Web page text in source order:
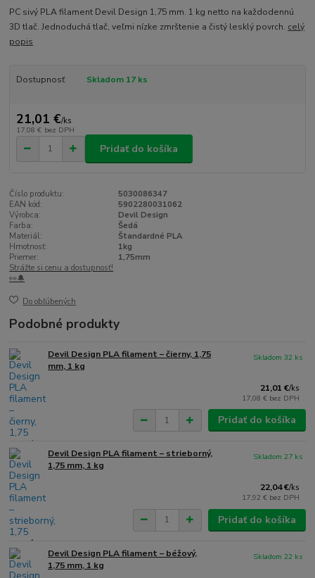
PC sivý PLA filament Devil Design 1,75 mm. 1 kg netto na každodennú
3D tlač. Jednoduchá tlač, veľmi nízke zmrštenie a čistý lesklý povrch. celý
popis
Dostupnosť Skladom 17 ks
21,01 €/ks
17,08 € bez DPH
Pridať do košíka
Číslo produktu:
5030086347
EAN kód:
5902280031062
Výrobca:
Devil Design
Farba:
Šedá
Materiál:
Štandardné PLA
Hmotnosť:
1kg
Priemer:
1,75mm
Strážte si cenu a dostupnosť!
👀🔔
Do obľúbených
Podobné produkty
Devil Design PLA filament – čierny, 1,75
mm, 1 kg
21,01 €/ks
17,08 € bez DPH
Skladom 32 ks
Pridať do košíka
Devil Design PLA filament – strieborný,
1,75 mm, 1 kg
22,04 €/ks
17,92 € bez DPH
Skladom 27 ks
Pridať do košíka
Devil Design PLA filament – béžový,
1,75 mm, 1 kg
Skladom 22 ks